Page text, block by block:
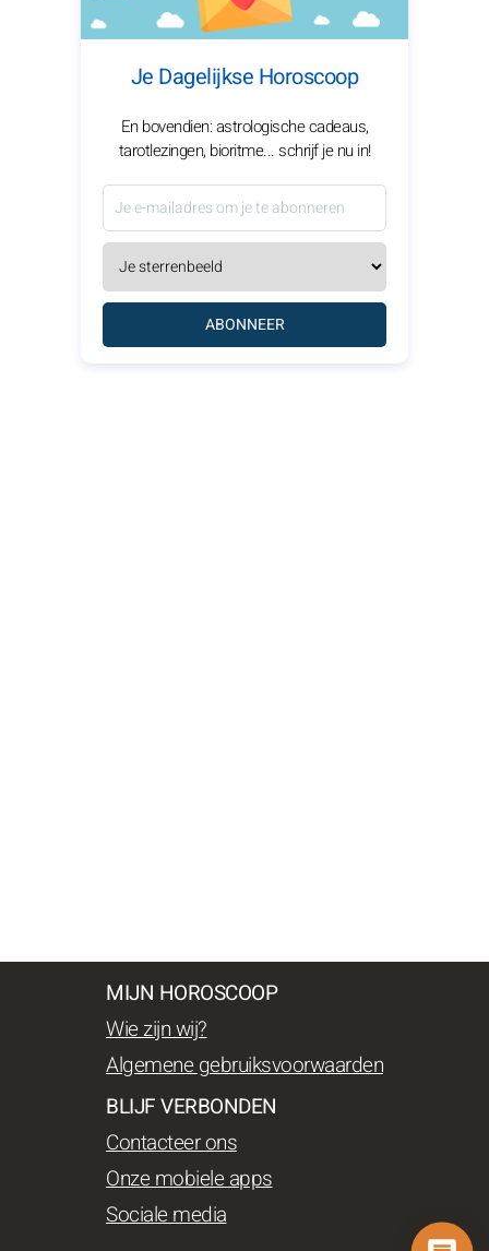
Je Dagelijkse Horoscoop
En bovendien: astrologische cadeaus,
tarotlezingen, bioritme... schrijf je nu in!
ABONNEER
MIJN HOROSCOOP
Wie zijn wij?
Algemene gebruiksvoorwaarden
BLIJF VERBONDEN
Contacteer ons
Onze mobiele apps
Sociale media